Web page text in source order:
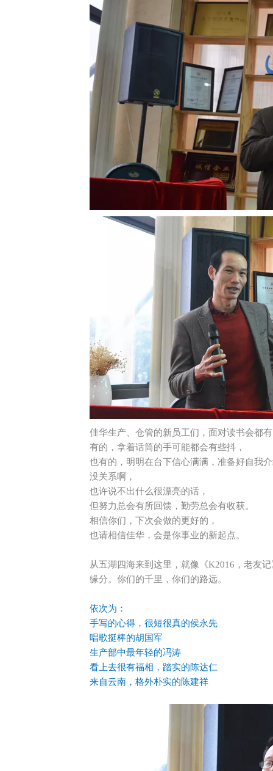
佳华生产、仓管的新员工们，面对读书会都
有的，拿着话筒的手可能都会有些抖，
也有的，明明在台下信心满满，准备好自我
没关系啊，
也许说不出什么很漂亮的话，
但努力总会有所回馈，勤劳总会有收获。
相信你们，下次会做的更好的，
也请相信佳华，会是你事业的新起点。
从五湖四海来到这里，就像《K2016，老友
缘分。你们的千里，你们的路远。
依次为：
手写的心得，很短很真的侯永先
唱歌挺棒的胡国军
生产部中最年轻的冯涛
看上去很有福相，踏实的陈达仁
来自云南，格外朴实的陈建祥